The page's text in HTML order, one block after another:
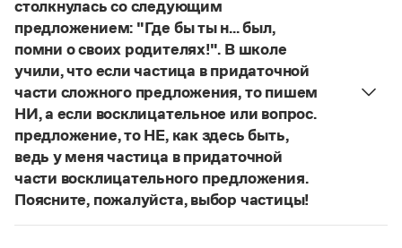
Все книги
илюдология (от лат. ludus — 'игра').
О «правильном» варианте слова можно говорить,
если оно кодифицировано в нормативных
словарях русского языка. Пока же такой
словарной фиксацией мы не располагаем.
Страница ответа
столкнулась со следующим
предложением: "Где бы ты н... был,
помни о своих родителях!". В школе
учили, что если частица в придаточной
части сложного предложения, то пишем
НИ, а если восклицательное или вопрос.
предложение, то НЕ, как здесь быть,
ведь у меня частица в придаточной
части восклицательного предложения.
Поясните, пожалуйста, выбор частицы!
Правильно:Где бы ты ни был, помни о своих